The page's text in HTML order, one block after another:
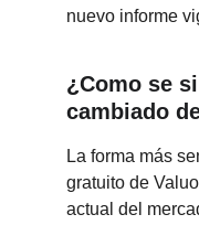
nuevo informe
¿Como se
cambiado
La forma más
gratuito de
actual del